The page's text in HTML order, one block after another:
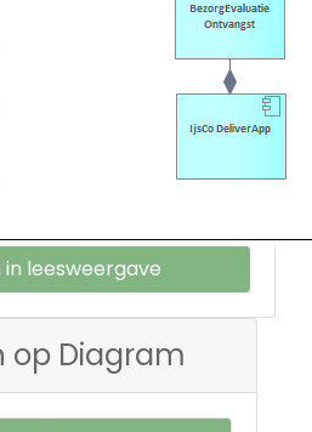
leesweergave
op Diagram